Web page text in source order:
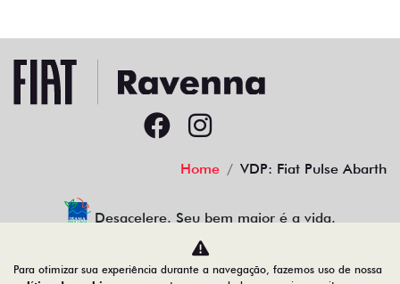
Home VDP: Fiat Pulse Abarth
Desacelere. Seu bem maior é a vida.
Para otimizar sua experiência durante a navegação, fazemos uso de nossa